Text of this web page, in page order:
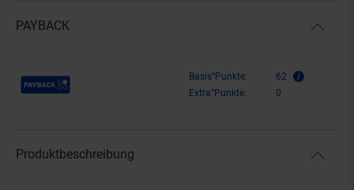
PAYBACK
Payback Punkte Basis°Punkte:
62
Extra°Punkte:
0
Produktbeschreibung